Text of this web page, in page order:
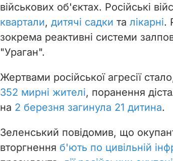
військових об'єктах. Російські
квартали, дитячі садки та лікарні.
зокрема реактивні системи
"Ураган".
Жертвами російської агресії
352 мирні жителі, поранення
на 2 березня загинула 21 дитина.
Зеленський повідомив, що
вторгнення б'ють по цивільній